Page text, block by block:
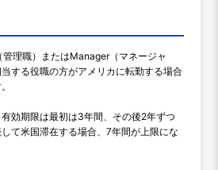
理職）またはManager（マネージャ
する役職の方がアメリカに転勤する場合
効期限は最初は3年間、その後2年ずつ
て米国滞在する場合、7年間が上限にな